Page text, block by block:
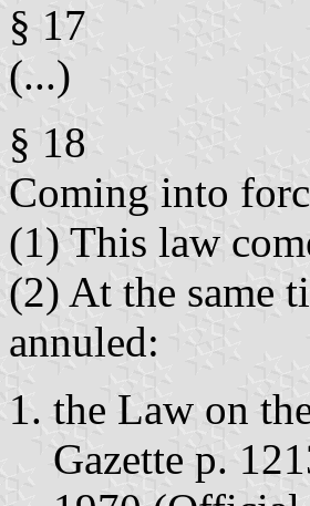
§ 17
(...)
§ 18
Coming into
(1) This law
(2) At the same
annuled:
the Law on
Gazette p.